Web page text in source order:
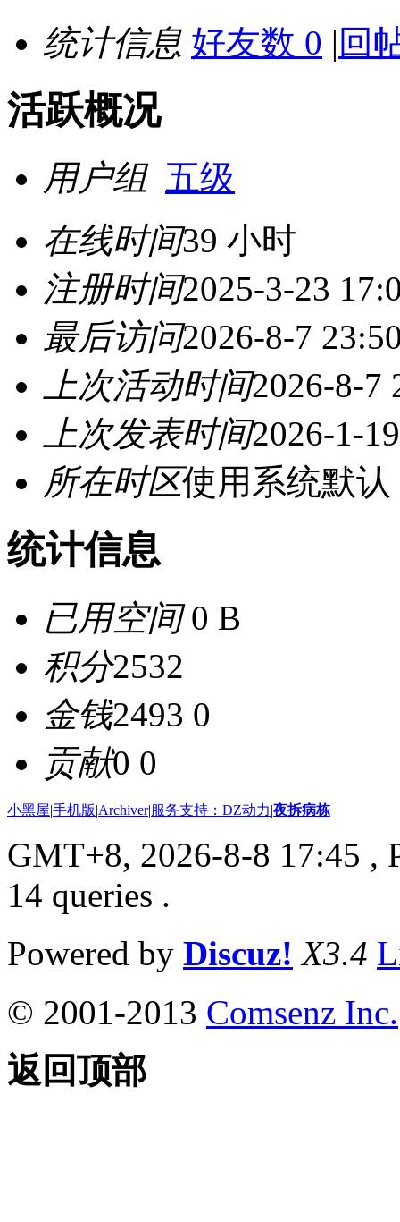
统计信息 好友数 0 | 回
活跃概况
用户组 五级
在线时间39 小时
注册时间2025-3-23
最后访问2026-8-7
上次活动时间2026-8-7
上次发表时间2026-1-
所在时区使用系统默认
统计信息
已用空间0 B
积分2532
金钱2493 0
贡献0 0
小黑屋|手机版|Archiver|服务支持：DZ动力|夜拆病栋
GMT+8, 2026-8-8 17:45 ,
14 queries .
Powered by Discuz! X3.4
© 2001-2013 Comsenz Inc.
返回顶部